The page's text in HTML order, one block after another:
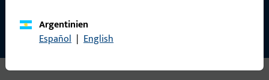
Argentinien
Español | English